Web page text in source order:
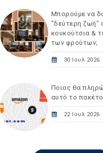
Μπορούμε να
"δεύτερη ζωή"
κουκούτσια &
των φρούτων;
30 Ιουλ 2026
Ποιος θα
αυτό το
22 Ιουλ 2026